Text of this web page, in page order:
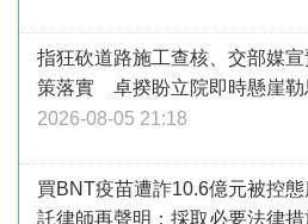
指狂砍道路施工查核、交部媒
策落實 卓揆盼立院即時懸崖勒
2026-08-05 21:18
買BNT疫苗遭詐10.6億元被控
託律師再聲明：採取必要法律